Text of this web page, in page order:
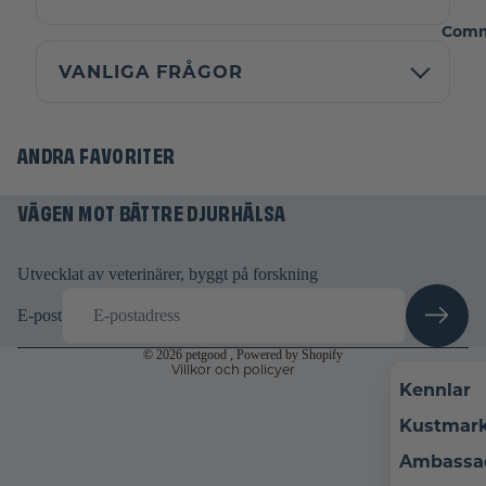
Kennlar
VANLIGA FRÅGOR
ANDRA FAVORITER
VÄGEN MOT BÄTTRE DJURHÄLSA
Utvecklat av veterinärer, byggt på forskning
E-post
© 2026 petgood , Powered by Shopify
Villkor och policyer
Återbetalningspolicy
Användarvillkor
Rättsligt meddelande